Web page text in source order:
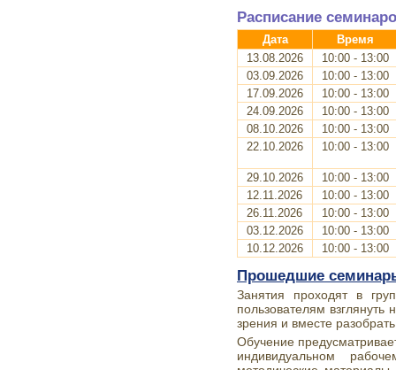
Расписание
Дата
Время
13.08.2026
10:00 - 13:00
03.09.2026
10:00 - 13:00
17.09.2026
10:00 - 13:00
24.09.2026
10:00 - 13:00
08.10.2026
10:00 - 13:00
22.10.2026
10:00 - 13:00
29.10.2026
10:00 - 13:00
12.11.2026
10:00 - 13:00
26.11.2026
10:00 - 13:00
03.12.2026
10:00 - 13:00
10.12.2026
10:00 - 13:00
Прошедшие
Занятия проходят в
пользователям
зрения и вместе
Обучение
индивидуальном